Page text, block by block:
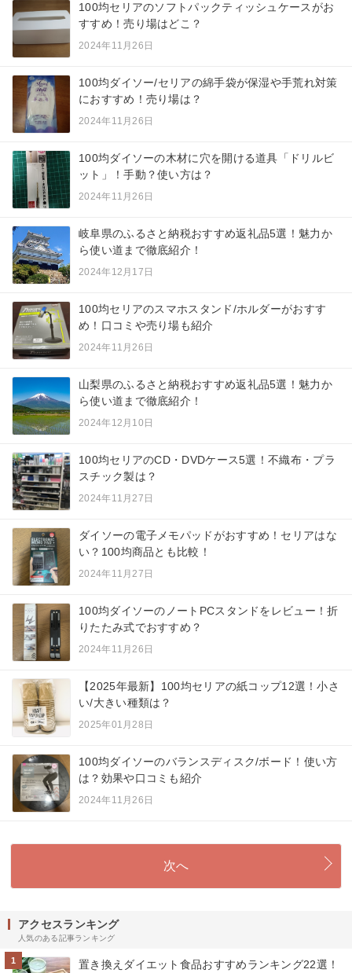
100均セリアのソフトパックティッシュケースがお
すすめ！売り場はどこ？
2024年11月26日
100均ダイソー/セリアの綿手袋が保湿や手荒れ対策
におすすめ！売り場は？
2024年11月26日
100均ダイソーの木材に穴を開ける道具「ドリルビ
ット」！手動？使い方は？
2024年11月26日
岐阜県のふるさと納税おすすめ返礼品5選！魅力か
ら使い道まで徹底紹介！
2024年12月17日
100均セリアのスマホスタンド/ホルダーがおすす
め！口コミや売り場も紹介
2024年11月26日
山梨県のふるさと納税おすすめ返礼品5選！魅力か
ら使い道まで徹底紹介！
2024年12月10日
100均セリアのCD・DVDケース5選！不織布・プラ
スチック製は？
2024年11月27日
ダイソーの電子メモパッドがおすすめ！セリアはな
い？100均商品とも比較！
2024年11月27日
100均ダイソーのノートPCスタンドをレビュー！折
りたたみ式でおすすめ？
2024年11月26日
【2025年最新】100均セリアの紙コップ12選！小さ
い/大きい種類は？
2025年01月28日
100均ダイソーのバランスディスク/ボード！使い方
は？効果や口コミも紹介
2024年11月26日
次へ
アクセスランキング
人気のある記事ランキング
1 置き換えダイエット食品おすすめランキング22選！